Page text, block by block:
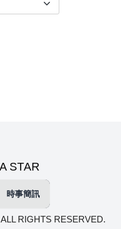
STAR
時事簡訊
RIGHTS RESERVED.